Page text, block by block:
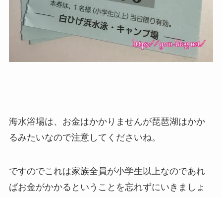
海水浴場は、お金はかかりませんが琵琶湖はかか
るみたいなので注意してくださいね。
ですのでこれは家族全員が小学生以上なのであれ
ばお金がかかるということを忘れずにいきましょ